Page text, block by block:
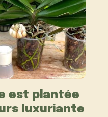
est plantée
luxuriante